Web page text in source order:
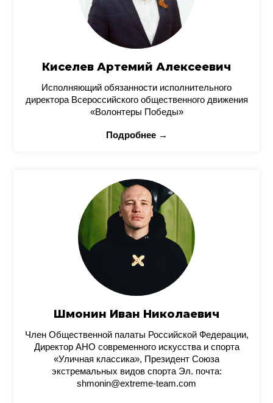
Киселев Артемий Алексеевич
Исполняющий обязанности исполнительного
директора Всероссийского общественного движения
«Волонтеры Победы»
Подробнее →
Шмонин Иван Николаевич
Член Общественной палаты Российской Федерации,
Директор АНО современного искусства и спорта
«Уличная классика», Президент Союза
экстремальных видов спорта Эл. почта:
shmonin@extreme-team.com